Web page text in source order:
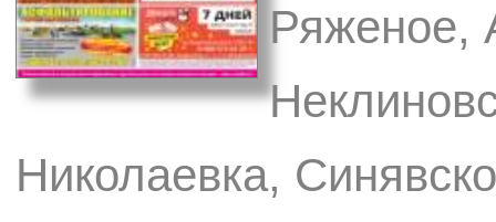
Ряженое,
Николаевка,